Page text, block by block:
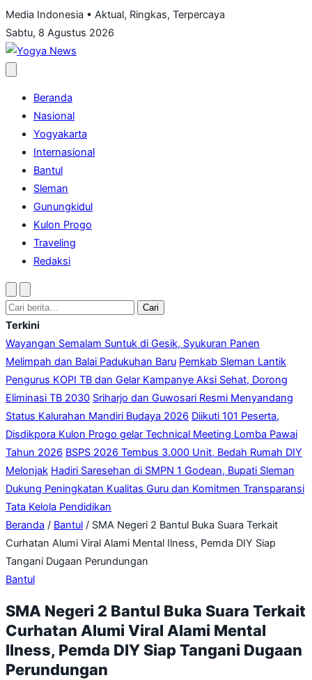
Lewati
ke
konten
Media Indonesia • Aktual, Ringkas, Terpercaya
Sabtu, 8 Agustus 2026
menu
Beranda
Nasional
Yogyakarta
Internasional
Bantul
Sleman
Gunungkidul
Kulon Progo
Traveling
Redaksi
mode
terang
atau
gelap
pencarian
Cari: Cari
Terkini
Wayangan Semalam Suntuk di Gesik, Syukuran Panen
Melimpah dan Balai Padukuhan Baru Pemkab Sleman Lantik
Pengurus KOPI TB dan Gelar Kampanye Aksi Sehat, Dorong
Eliminasi TB 2030 Sriharjo dan Guwosari Resmi Menyandang
Status Kalurahan Mandiri Budaya 2026 Diikuti 101 Peserta,
Disdikpora Kulon Progo gelar Technical Meeting Lomba Pawai
Tahun 2026 BSPS 2026 Tembus 3.000 Unit, Bedah Rumah DIY
Melonjak Hadiri Saresehan di SMPN 1 Godean, Bupati Sleman
Dukung Peningkatan Kualitas Guru dan Komitmen Transparansi
Tata Kelola Pendidikan
Beranda / Bantul / SMA Negeri 2 Bantul Buka Suara Terkait
Curhatan Alumi Viral Alami Mental Ilness, Pemda DIY Siap
Tangani Dugaan Perundungan
Bantul
SMA Negeri 2 Bantul Buka Suara Terkait
Curhatan Alumi Viral Alami Mental
Ilness, Pemda DIY Siap Tangani Dugaan
Perundungan